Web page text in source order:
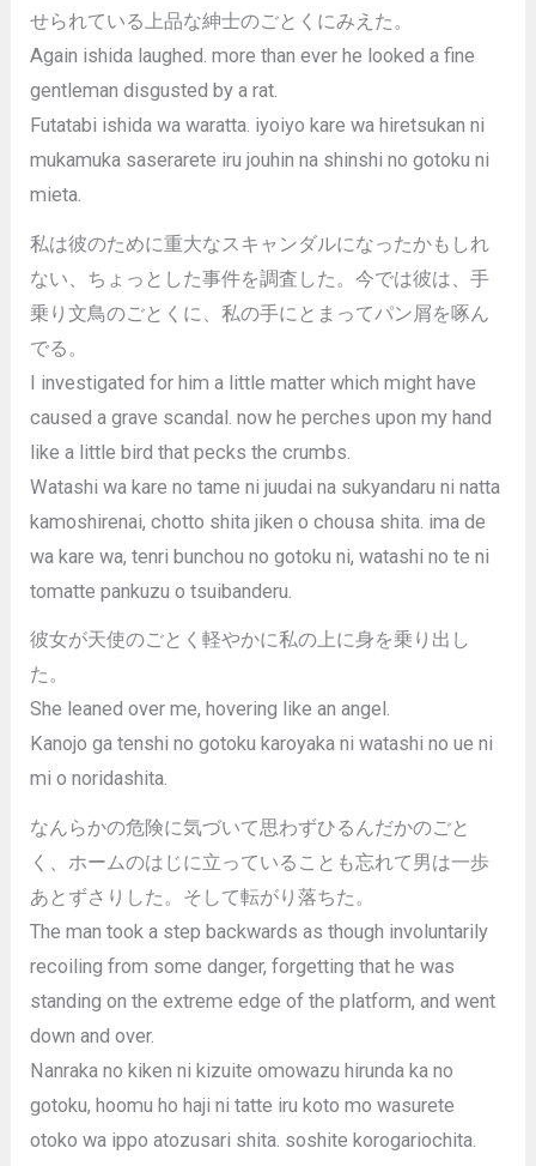
せられている上品な紳士のごとくにみえた。
Again ishida laughed. more than ever he looked a fine
gentleman disgusted by a rat.
Futatabi ishida wa waratta. iyoiyo kare wa hiretsukan ni
mukamuka saserarete iru jouhin na shinshi no gotoku ni
mieta.
私は彼のために重大なスキャンダルになったかもしれ
ない、ちょっとした事件を調査した。今では彼は、手
乗り文鳥のごとくに、私の手にとまってパン屑を啄ん
でる。
I investigated for him a little matter which might have
caused a grave scandal. now he perches upon my hand
like a little bird that pecks the crumbs.
Watashi wa kare no tame ni juudai na sukyandaru ni natta
kamoshirenai, chotto shita jiken o chousa shita. ima de
wa kare wa, tenri bunchou no gotoku ni, watashi no te ni
tomatte pankuzu o tsuibanderu.
彼女が天使のごとく軽やかに私の上に身を乗り出し
た。
She leaned over me, hovering like an angel.
Kanojo ga tenshi no gotoku karoyaka ni watashi no ue ni
mi o noridashita.
なんらかの危険に気づいて思わずひるんだかのごと
く、ホームのはじに立っていることも忘れて男は一歩
あとずさりした。そして転がり落ちた。
The man took a step backwards as though involuntarily
recoiling from some danger, forgetting that he was
standing on the extreme edge of the platform, and went
down and over.
Nanraka no kiken ni kizuite omowazu hirunda ka no
gotoku, hoomu ho haji ni tatte iru koto mo wasurete
otoko wa ippo atozusari shita. soshite korogariochita.